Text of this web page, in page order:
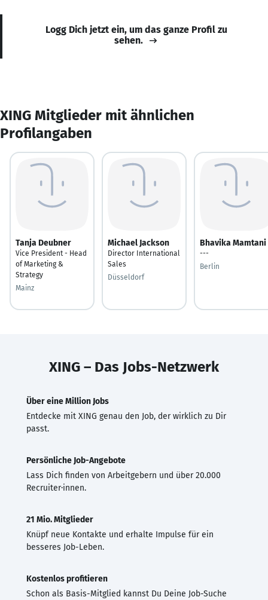
Logg Dich jetzt ein, um das ganze Profil zu
sehen.
XING Mitglieder mit ähnlichen
Profilangaben
Tanja Deubner
Vice President - Head
of Marketing &
Strategy
Mainz
Michael Jackson
Director International
Sales
Düsseldorf
Bhavika Mamtani
---
Berlin
XING – Das Jobs-Netzwerk
Über eine Million Jobs
Entdecke mit XING genau den Job, der wirklich zu Dir
passt.
Persönliche Job-Angebote
Lass Dich finden von Arbeitgebern und über 20.000
Recruiter·innen.
21 Mio. Mitglieder
Knüpf neue Kontakte und erhalte Impulse für ein
besseres Job-Leben.
Kostenlos profitieren
Schon als Basis-Mitglied kannst Du Deine Job-Suche